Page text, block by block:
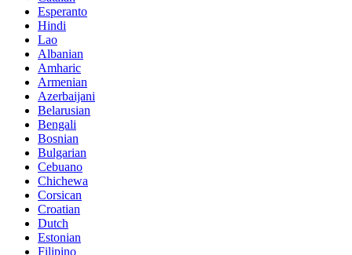
Esperanto
Hindi
Lao
Albanian
Amharic
Armenian
Azerbaijani
Belarusian
Bengali
Bosnian
Bulgarian
Cebuano
Chichewa
Corsican
Croatian
Dutch
Estonian
Filipino